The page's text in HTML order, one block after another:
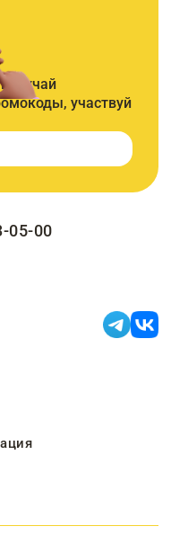
участвуй
05-00